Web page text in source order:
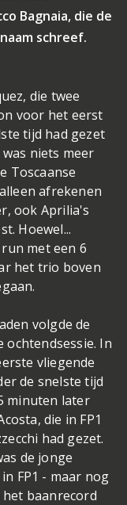
Bagnaia, die de
schreef.
die twee
voor het eerst
tijd had gezet
niets meer
Toscaanse
afrekenen
ook Aprilia's
Hoewel...
met een 6
het trio boven
volgde de
ochtendsessie. In
vliegende
de snelste tijd
minuten later
die in FP1
had gezet.
de jonge
FP1 - maar nog
het baanrecord